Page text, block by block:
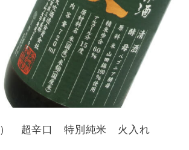
） 超辛口 特別純米 火入れ